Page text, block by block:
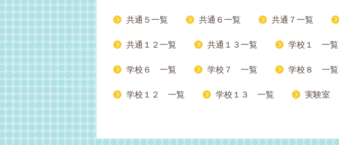
共通５一覧 共通６一覧 共通７一覧
共通１２一覧 共通１３一覧 学校１ 一覧
学校６ 一覧 学校７ 一覧 学校８ 一覧
学校１２ 一覧 学校１３ 一覧 実験室